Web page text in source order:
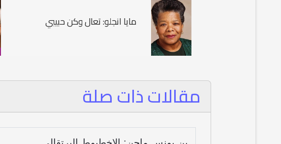
مايا انجلو: تعال وكن حبيبي
مقالات ذات صلة